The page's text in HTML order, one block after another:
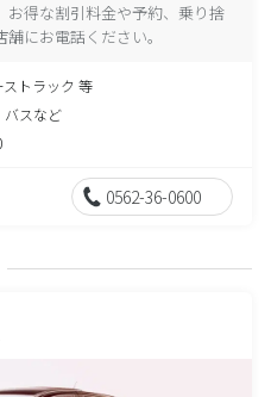
お得な割引料金や予約、乗り捨
にお電話ください。
ストラック 等
バスなど
0562-36-0600